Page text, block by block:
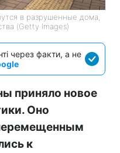
в разрушенные дома,
(Getty Images)
через факти, а не
приняло новое
Оно
к